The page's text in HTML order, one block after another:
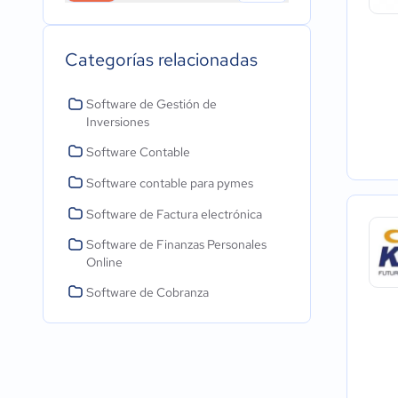
Categorías relacionadas
Software de Gestión de
Inversiones
Software Contable
Software contable para pymes
Software de Factura electrónica
Software de Finanzas Personales
Online
Software de Cobranza